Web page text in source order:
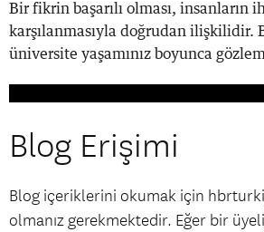
Bir fikrin başarılı olması, insanların
karşılanmasıyla doğrudan ilişkilidir.
üniversite yaşamınız boyunca
Blog Erişimi
Blog içeriklerini okumak için
olmanız gerekmektedir. Eğer bir